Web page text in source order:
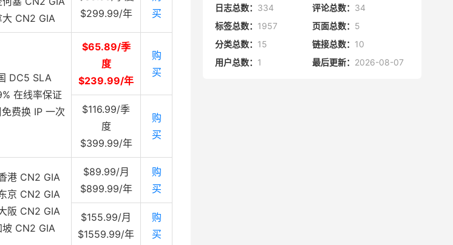
大 CN2 GIA
$299.99/年
买
DC5 SLA
在线率保证
费换 IP 一次
$65.89/季
度
$239.99/年
购
买
$116.99/季
度
$399.99/年
购
买
港 CN2 GIA
京 CN2 GIA
阪 CN2 GIA
坡 CN2 GIA
$89.99/月
$899.99/年
购
买
$155.99/月
$1559.99/年
购
买
日志总数： 334 评论总数： 34
标签总数： 1957 页面总数： 5
分类总数： 15 链接总数： 10
用户总数： 1 最后更新： 2026-08-07